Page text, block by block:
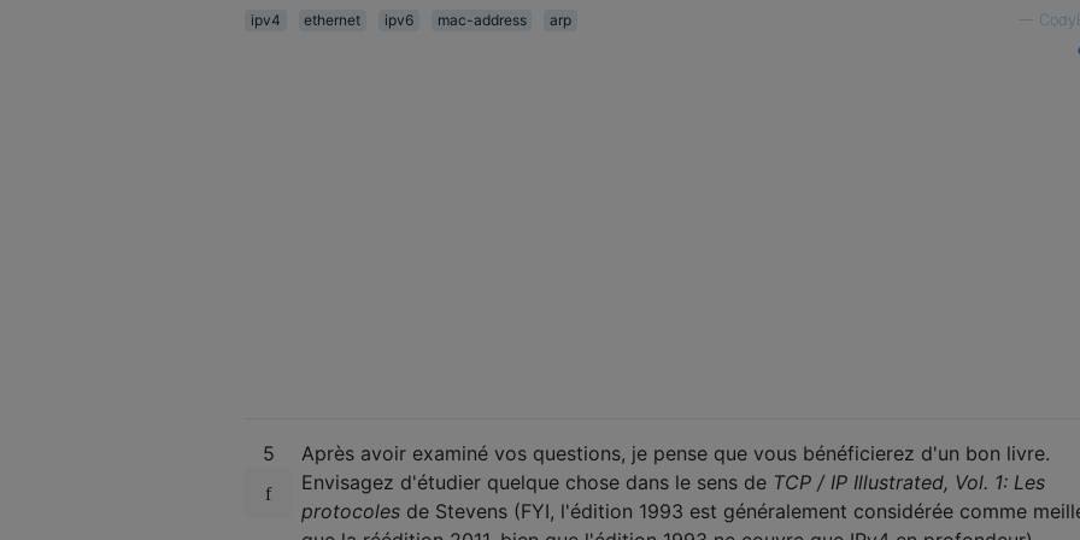
ipv4 ethernet ipv6 mac-address arp
5
Après avoir examiné vos questions, je pense que vous bénéficierez d'un bon livre.
Envisagez d'étudier quelque chose dans le sens de TCP / IP Illustrated, Vol. 1: Les
protocoles de Stevens (FYI, l'édition 1993 est généralement considérée comme